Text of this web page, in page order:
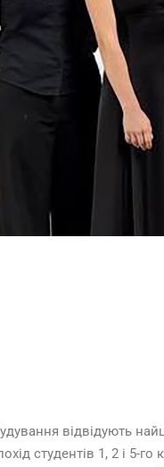
відвідують
студентів 1, 2 і 5-